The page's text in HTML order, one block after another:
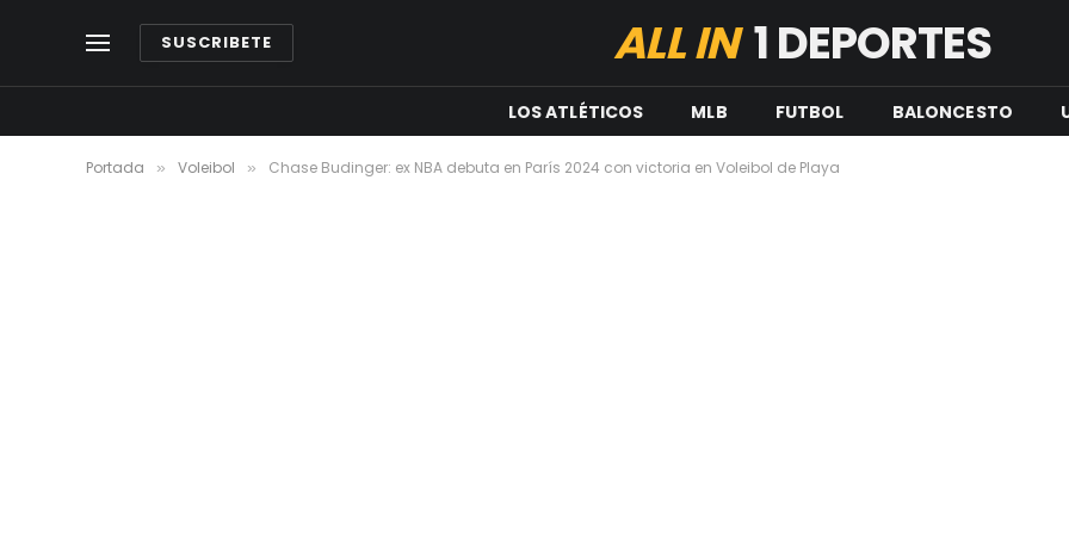
SUSCRIBETE ALL IN1 DEPORTES
LOS ATLÉTICOS MLB FUTBOL BALONCESTO
Portada » Voleibol » Chase Budinger: ex NBA debuta en París 2024 con victoria en Voleibol de Playa